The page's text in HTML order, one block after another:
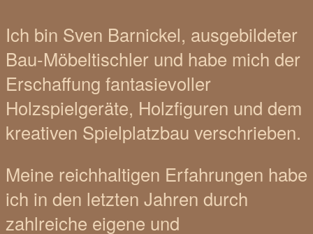
Ich bin Sven Barnickel, ausgebildeter
Bau-Möbeltischler und habe mich der
Erschaffung fantasievoller
Holzspielgeräte, Holzfiguren und dem
kreativen Spielplatzbau verschrieben.
Meine reichhaltigen Erfahrungen habe
ich in den letzten Jahren durch
zahlreiche eigene und